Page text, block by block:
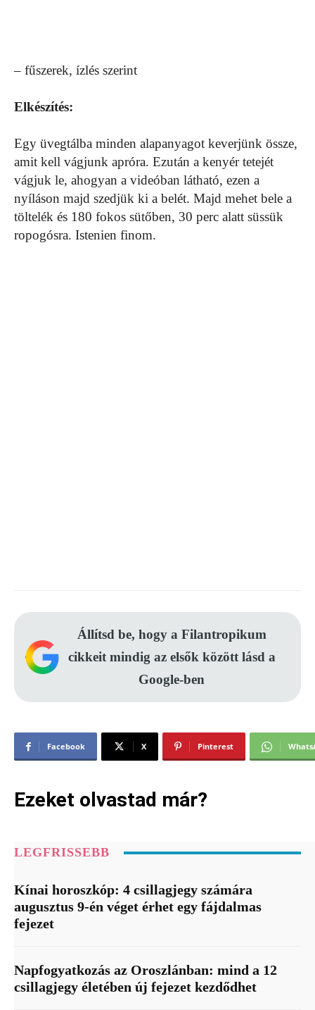
– fűszerek, ízlés szerint
Elkészítés:
Egy üvegtálba minden alapanyagot keverjünk össze,
amit kell vágjunk apróra. Ezután a kenyér tetejét
vágjuk le, ahogyan a videóban látható, ezen a
nyíláson majd szedjük ki a belét. Majd mehet bele a
töltelék és 180 fokos sütőben, 30 perc alatt süssük
ropogósra. Istenien finom.
Állítsd be, hogy a Filantropikum
cikkeit mindig az elsők között lásd a
Google-ben
Facebook X Pinterest
Ezeket olvastad már?
LEGFRISSEBB
Kínai horoszkóp: 4 csillagjegy számára
augusztus 9-én véget érhet egy fájdalmas
fejezet
Napfogyatkozás az Oroszlánban: mind a 12
csillagjegy életében új fejezet kezdődhet